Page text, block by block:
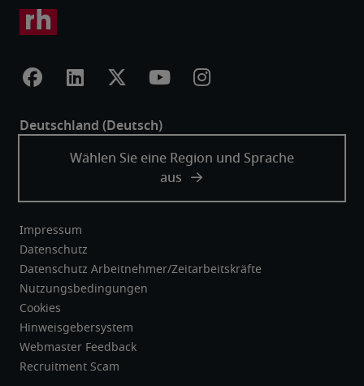
Impressum
Datenschutz
Datenschutz Arbeitnehmer/Zeitarbeitskräfte
Nutzungsbedingungen
Cookies
Hinweisgebersystem
Webmaster Feedback
Recruitment Scam